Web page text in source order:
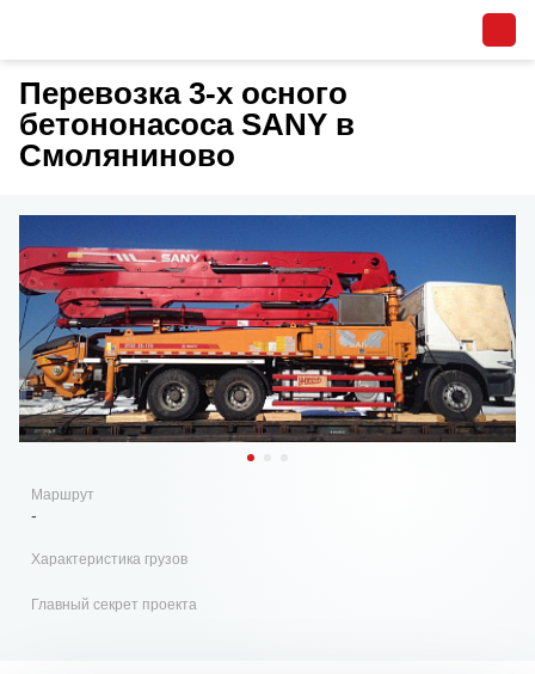
Перевозка 3-х осного
бетононасоса SANY в
Смоляниново
Маршрут
-
Характеристика грузов
Главный секрет проекта